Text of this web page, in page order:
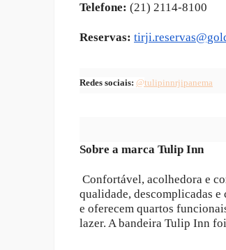
Telefone: (21) 2114-8100
Reservas:
Redes sociais: @tulipinnrjipanema
Sobre a marca Tulip Inn
Confortável, acolhedora e
qualidade, descomplicadas
e oferecem quartos
lazer. A bandeira Tulip Inn